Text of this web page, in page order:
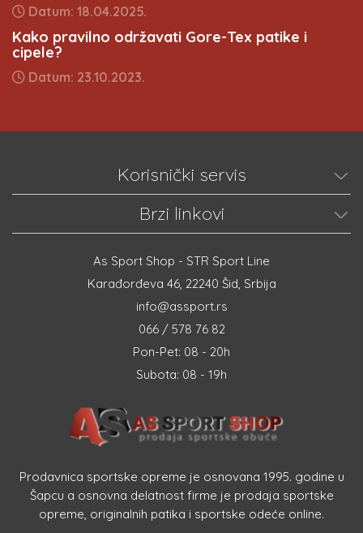
Datum: 18.04.2025.
Kako pravilno održavati Gore-Tex patike i
cipele?
Datum: 23.10.2023.
Korisnički servis
Brzi linkovi
As Sport Shop - STR Sport Line
Karađorđeva 46, 22240 Šid, Srbija
info@assport.rs
066 / 578 76 82
Pon-Pet: 08 - 20h
Subota: 08 - 19h
Prodavnica sportske opreme je osnovana 1995. godine u
Šapcu a osnovna delatnost firme je prodaja sportske
opreme, originalnih patika i sportske odeće online.